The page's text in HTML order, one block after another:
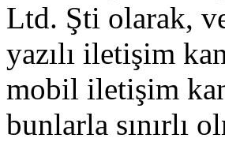
Ltd. Şti olarak,
yazılı iletişim
mobil iletişim
bunlarla sınırlı